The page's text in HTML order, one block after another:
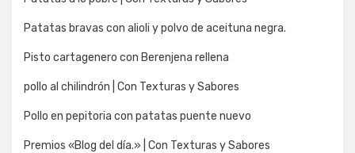
Patatas bravas con alioli y polvo de aceituna negra.
Pisto cartagenero con Berenjena rellena
pollo al chilindrón | Con Texturas y Sabores
Pollo en pepitoria con patatas puente nuevo
Premios «Blog del día.» | Con Texturas y Sabores